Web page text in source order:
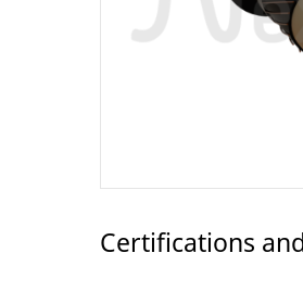
Certifications